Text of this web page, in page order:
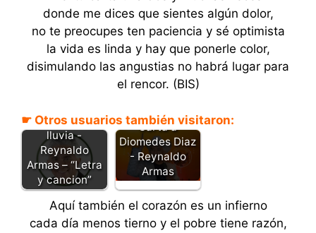
donde me dices que sientes algún dolor,
no te preocupes ten paciencia y sé optimista
la vida es linda y hay que ponerle color,
disimulando las angustias no habrá lugar para
el rencor. (BIS)
☛ Otros usuarios también visitaron:
Tu carta y la
lluvia -
Reynaldo
Armas – “Letra
y cancion”
Carta a
Diomedes Diaz
- Reynaldo
Armas
Aquí también el corazón es un infierno
cada día menos tierno y el pobre tiene razón,